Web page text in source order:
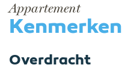
Appartement
Kenmerken
Overdracht